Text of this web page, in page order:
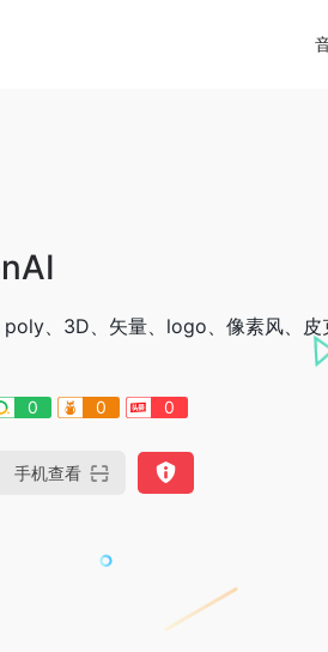
、3D、矢量、logo、像素风、皮
0 0 0
手机查看